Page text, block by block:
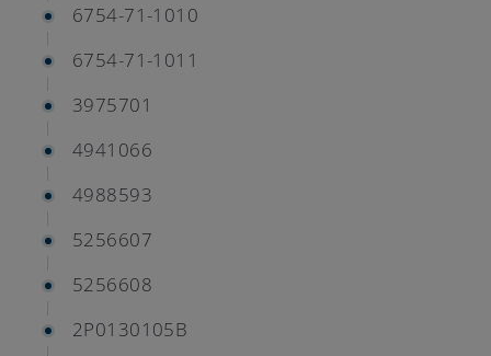
6754-71-1010
6754-71-1011
3975701
4941066
4988593
5256607
5256608
2P0130105B